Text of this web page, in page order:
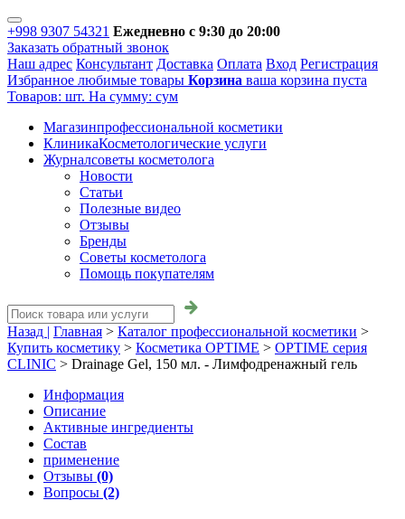
+998 9307 54321 Ежедневно с 9:30 до 20:00
Заказать обратный звонок
Наш адрес Консультант Доставка Оплата Вход Регистрация
Избранное любимые товары Корзина ваша корзина пуста
Товаров: шт. На сумму: сум
Магазинпрофессиональной косметики
КлиникаКосметологические услуги
Журналсоветы косметолога
Новости
Статьи
Полезные видео
Отзывы
Бренды
Советы косметолога
Помощь покупателям
Назад | Главная > Каталог профессиональной косметики >
Купить косметику > Косметика OPTIME > OPTIME серия
CLINIC > Drainage Gel, 150 мл. - Лимфодренажный гель
Информация
Описание
Активные ингредиенты
Состав
применение
Отзывы (0)
Вопросы (2)